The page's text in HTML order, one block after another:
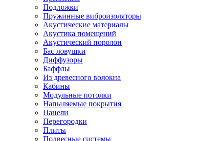
Подложки
Пружинные виброизоляторы
Акустические материалы
Акустика помещений
Акустический поролон
Бас ловушки
Диффузоры
Баффлы
Из древесного волокна
Кабины
Модульные потолки
Напыляемые покрытия
Панели
Перегородки
Плиты
Подвесные системы